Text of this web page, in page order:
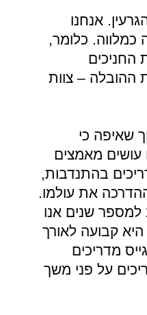
אנחנו
כמלווה. כלומר,
החניכים
ההובלה – צוות
שאיפה כי
עושים מאמצים
בהתנדבות,
את עולמו.
שנים אנו
קבועה לאורך
מדריכים
על פני משך